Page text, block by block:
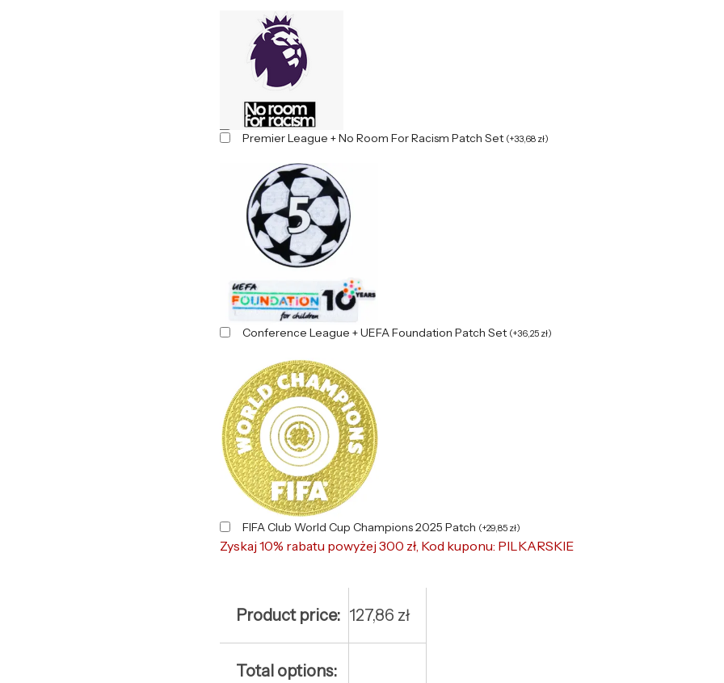
Premier League + No Room For Racism Patch Set (+33,68 zł)
Conference League + UEFA Foundation Patch Set (+36,25 zł)
FIFA Club World Cup Champions 2025 Patch (+29,85 zł)
Zyskaj 10% rabatu powyżej 300 zł, Kod kuponu: PILKARSKIE
Product price: 127,86 zł
Total options: